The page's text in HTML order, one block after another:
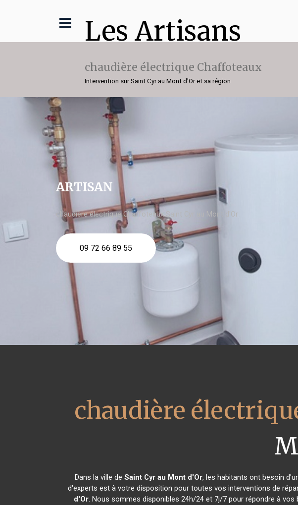
Les Artisans
chaudière électrique Chaffoteaux
Intervention sur Saint Cyr au Mont d'Or et sa région
ARTISAN
chaudière électrique Chaffoteaux Saint Cyr au Mont d'Or
09 72 66 89 55
chaudière
Dans la ville de Saint Cyr au Mont d'Or, les habitants ont besoin
d'experts est à votre disposition pour toutes vos interventions de
d'Or. Nous sommes disponibles 24h/24 et 7j/7 pour répondre à